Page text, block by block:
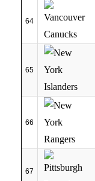
64
65
66
67